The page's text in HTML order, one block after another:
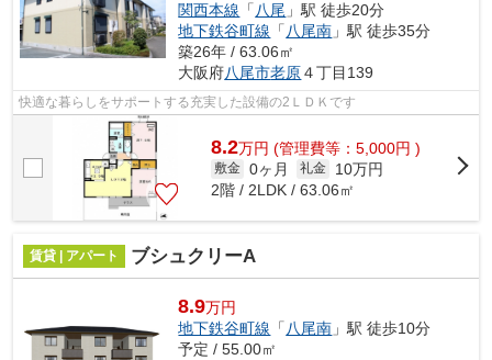
関西本線 「八尾 」駅 徒歩20分
地下鉄谷町線 「八尾南 」駅 徒歩35分
築26年 / 63.06㎡
大阪府八尾市老原４丁目139
快適な暮らしをサポートする充実した設備の2ＬＤＫです
8.2万円 (管理費等：5,000円 )
敷金 0ヶ月 礼金
10万円
2階 / 2LDK / 63.06㎡
賃貸 | アパート ブシュクリーA
8.9万円
地下鉄谷町線 「 八尾南 」駅 徒歩10分
予定 / 55.00㎡